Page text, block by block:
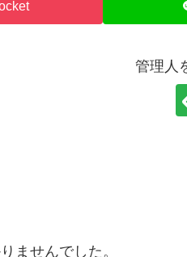
管理人
ませんでした。